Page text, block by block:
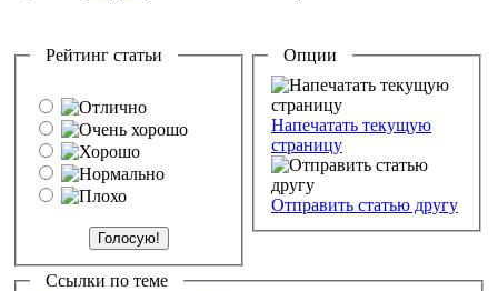
Рейтинг статьи Опции
Напечатать текущую
страницу
Отправить статью другу
Ссылки по теме